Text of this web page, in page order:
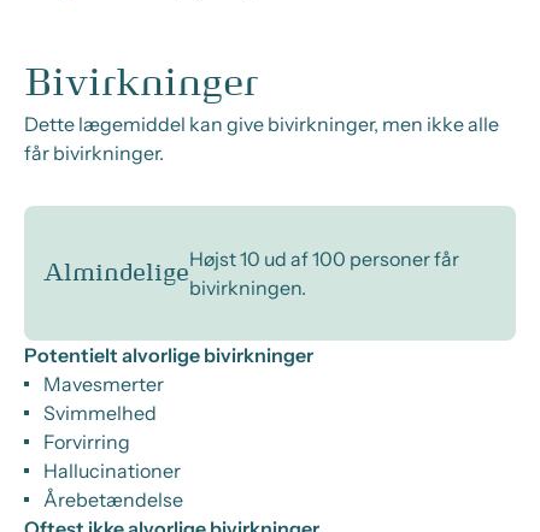
Bivirkninger
Dette lægemiddel kan give bivirkninger, men ikke alle
får bivirkninger.
Almindelige
Højst 10 ud af 100 personer får
bivirkningen.
Potentielt alvorlige bivirkninger
Mavesmerter
Svimmelhed
Forvirring
Hallucinationer
Årebetændelse